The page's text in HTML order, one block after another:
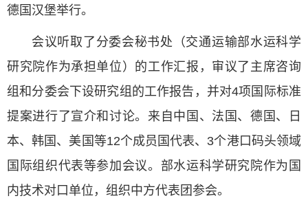
德国汉堡举行。
会议听取了分委会秘书处（交通运输部水运科学
研究院作为承担单位）的工作汇报，审议了主席咨询
组和分委会下设研究组的工作报告，并对4项国际标准
提案进行了宣介和讨论。来自中国、法国、德国、日
本、韩国、美国等12个成员国代表、3个港口码头领域
国际组织代表等参加会议。部水运科学研究院作为国
内技术对口单位，组织中方代表团参会。